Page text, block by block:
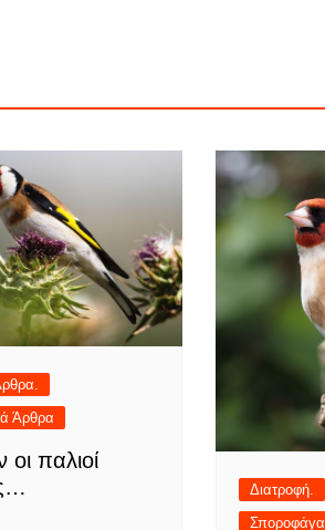
Άρθρα
παλιοί
Διατροφή.
Σποροφάγα.